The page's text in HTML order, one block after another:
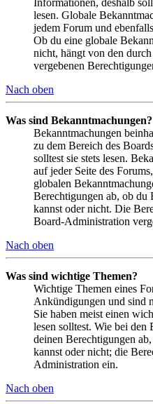
lesen. Globale
jedem Forum und
Ob du eine globale
nicht, hängt von den
vergebenen
Nach oben
Was sind Bekanntmachungen?
Bekanntmachungen
zu dem Bereich des
solltest sie stets lesen.
auf jeder Seite des
globalen
Berechtigungen ab, ob du
kannst oder nicht. Die
Board-Administration
Nach oben
Was sind wichtige Themen?
Wichtige Themen eines
Ankündigungen und sind
Sie haben meist einen
lesen solltest. Wie bei den
deinen Berechtigungen
kannst oder nicht; die
Administration ein.
Nach oben